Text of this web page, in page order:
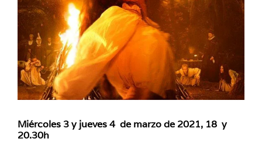
Miércoles 3 y jueves 4 de marzo de 2021, 18 y
20.30h